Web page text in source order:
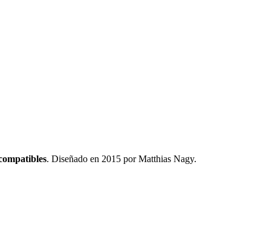
. Diseñado en 2015 por Matthias Nagy.